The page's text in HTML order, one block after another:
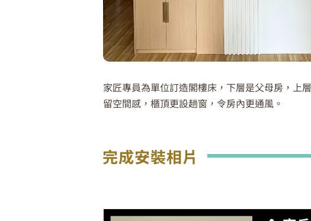
家匠專員為單位訂造閣樓床，下層是父母房，上
留空間感，櫃頂更設趟窗，令房內更通風。
完成安裝相片